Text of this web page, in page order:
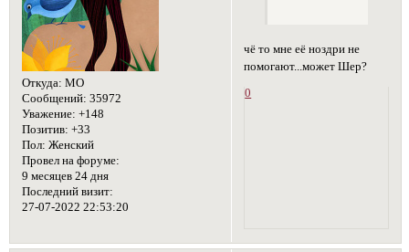
Откуда: МО
Сообщений: 35972
Уважение: +148
Позитив: +33
Пол: Женский
Провел на форуме:
9 месяцев 24 дня
Последний визит:
27-07-2022 22:53:20
чё то мне её ноздри не
помогают...может Шер?
0